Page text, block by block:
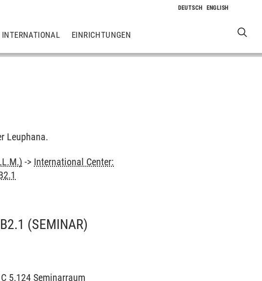
INTERNATIONAL EINRICHTUNGEN
Leuphana.
-> International Center:
(SEMINAR)
5.124 Seminarraum